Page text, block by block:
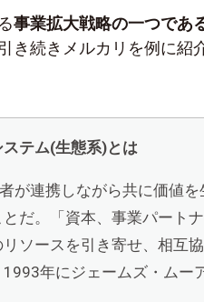
事業拡大戦略の一つであ
き続きメルカリを例に紹
テム(生態系)とは
が連携しながら共に価値
だ。「資本、事業パート
ソースを引き寄せ、相互
年にジェームズ・ムー